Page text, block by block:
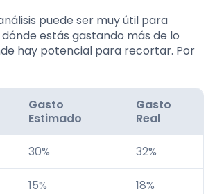
puede ser muy útil para
estás gastando más de lo
hay potencial para recortar. Por
Gasto
Estimado
Gasto
Real
30% 32%
15% 18%